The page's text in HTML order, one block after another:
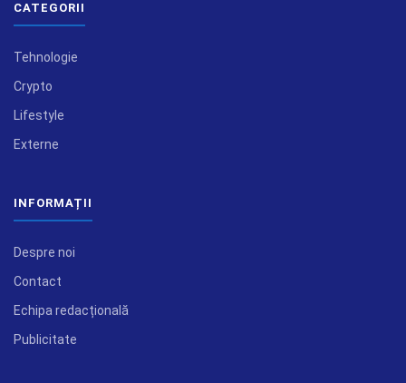
CATEGORII
Tehnologie
Crypto
Lifestyle
Externe
INFORMAȚII
Despre noi
Contact
Echipa redacțională
Publicitate